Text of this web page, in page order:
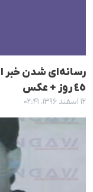
رسانەای شدن خبر
٤٥ روز + عکس
۱۲ اسفند ۱۳۹۶، ۰۲:۴۱